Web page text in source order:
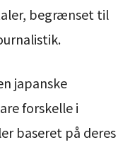
begrænset til
japanske
forskelle i
baseret på deres